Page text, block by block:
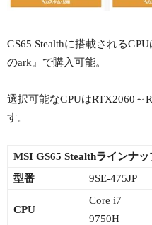
GS65 Stealthに搭載される
のark』で購入可能。
選択可能なGPUはRTX2060～
す。
MSI GS65 Stealthラインナッ
型番
9SE-475JP
CPU
Core i7
9750H